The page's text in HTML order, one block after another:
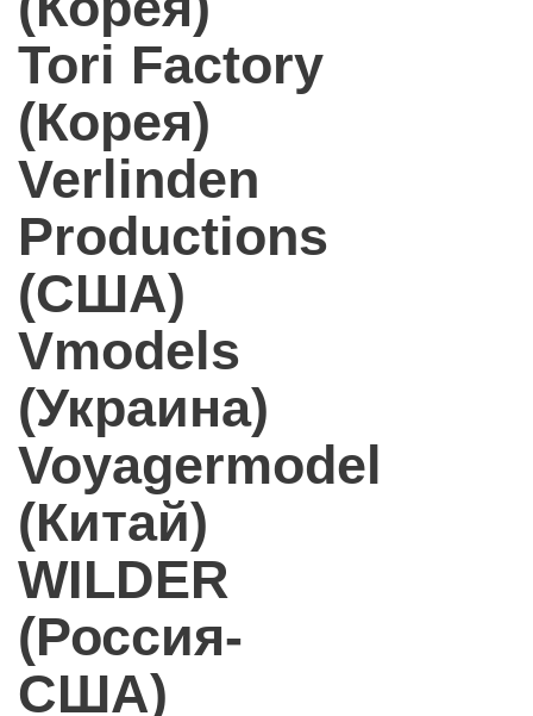
Tori Factory
(Корея)
Verlinden
Productions
(США)
Vmodels
(Украина)
Voyagermodel
(Китай)
WILDER
(Россия-
США)